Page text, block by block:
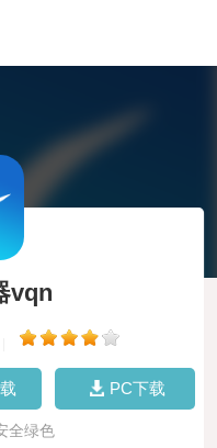
vqn
PC下载
全绿色